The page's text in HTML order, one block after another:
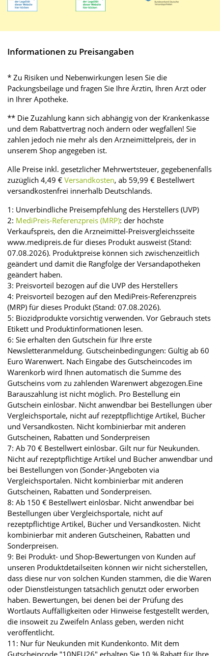
Informationen zu Preisangaben
* Zu Risiken und Nebenwirkungen lesen Sie die
Packungsbeilage und fragen Sie Ihre Ärztin, Ihren Arzt oder
in Ihrer Apotheke.
** Die Zuzahlung kann sich abhängig von der Krankenkasse
und dem Rabattvertrag noch ändern oder wegfallen! Sie
zahlen jedoch nie mehr als den Arzneimittelpreis, der in
unserem Shop angegeben ist.
Alle Preise inkl. gesetzlicher Mehrwertsteuer, gegebenenfalls
zuzüglich 4,49 € Versandkosten, ab 59,99 € Bestellwert
versandkostenfrei innerhalb Deutschlands.
1: Unverbindliche Preisempfehlung des Herstellers (UVP)
2: MediPreis-Referenzpreis (MRP): der höchste
Verkaufspreis, den die Arzneimittel-Preisvergleichsseite
www.medipreis.de für dieses Produkt ausweist (Stand:
07.08.2026). Produktpreise können sich zwischenzeitlich
geändert und damit die Rangfolge der Versandapotheken
geändert haben.
3: Preisvorteil bezogen auf die UVP des Herstellers
4: Preisvorteil bezogen auf den MediPreis-Referenzpreis
(MRP) für dieses Produkt (Stand: 07.08.2026).
5: Biozidprodukte vorsichtig verwenden. Vor Gebrauch stets
Etikett und Produktinformationen lesen.
6: Sie erhalten den Gutschein für Ihre erste
Newsletteranmeldung. Gutscheinbedingungen: Gültig ab 60
Euro Warenwert. Nach Eingabe des Gutscheincodes im
Warenkorb wird Ihnen automatisch die Summe des
Gutscheins vom zu zahlenden Warenwert abgezogen.Eine
Barauszahlung ist nicht möglich. Pro Bestellung ein
Gutschein einlösbar. Nicht anwendbar bei Bestellungen über
Vergleichsportale, nicht auf rezeptpflichtige Artikel, Bücher
und Versandkosten. Nicht kombinierbar mit anderen
Gutscheinen, Rabatten und Sonderpreisen
7: Ab 70 € Bestellwert einlösbar. Gilt nur für Neukunden.
Nicht auf rezeptpflichtige Artikel und Bücher anwendbar und
bei Bestellungen von (Sonder-)Angeboten via
Vergleichsportalen. Nicht kombinierbar mit anderen
Gutscheinen, Rabatten und Sonderpreisen.
8: Ab 150 € Bestellwert einlösbar. Nicht anwendbar bei
Bestellungen über Vergleichsportale, nicht auf
rezeptpflichtige Artikel, Bücher und Versandkosten. Nicht
kombinierbar mit anderen Gutscheinen, Rabatten und
Sonderpreisen.
9: Bei Produkt- und Shop-Bewertungen von Kunden auf
unseren Produktdetailseiten können wir nicht sicherstellen,
dass diese nur von solchen Kunden stammen, die die Waren
oder Dienstleistungen tatsächlich genutzt oder erworben
haben. Bewertungen, bei denen bei der Prüfung des
Wortlauts Auffälligkeiten oder Hinweise festgestellt werden,
die insoweit zu Zweifeln Anlass geben, werden nicht
veröffentlicht.
11: Nur für Neukunden mit Kundenkonto. Mit dem
Gutscheincode "10NEU26" erhalten Sie 10 % Rabatt für Ihre